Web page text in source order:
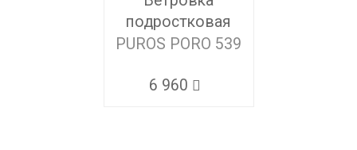
подростковая
PUROS PORO 539
6 960